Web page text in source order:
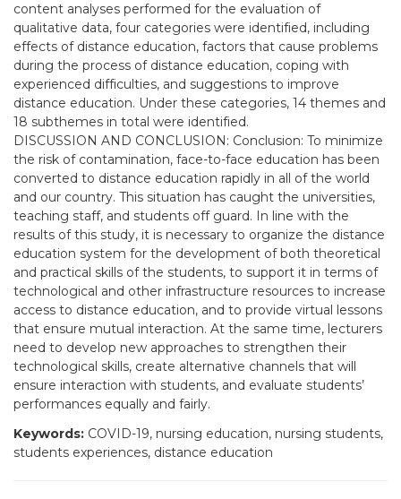
content analyses performed for the evaluation of
qualitative data, four categories were identified, including
effects of distance education, factors that cause problems
during the process of distance education, coping with
experienced difficulties, and suggestions to improve
distance education. Under these categories, 14 themes and
18 subthemes in total were identified.
DISCUSSION AND CONCLUSION: Conclusion: To minimize
the risk of contamination, face-to-face education has been
converted to distance education rapidly in all of the world
and our country. This situation has caught the universities,
teaching staff, and students off guard. In line with the
results of this study, it is necessary to organize the distance
education system for the development of both theoretical
and practical skills of the students, to support it in terms of
technological and other infrastructure resources to increase
access to distance education, and to provide virtual lessons
that ensure mutual interaction. At the same time, lecturers
need to develop new approaches to strengthen their
technological skills, create alternative channels that will
ensure interaction with students, and evaluate students’
performances equally and fairly.
Keywords: COVID-19, nursing education, nursing students,
students experiences, distance education